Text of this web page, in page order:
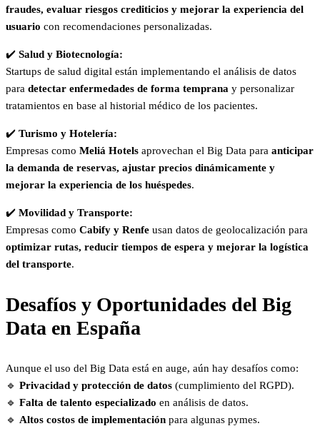
fraudes, evaluar riesgos crediticios y mejorar la experiencia del
usuario con recomendaciones personalizadas.
✔️ Salud y Biotecnología:
Startups de salud digital están implementando el análisis de datos
para detectar enfermedades de forma temprana y personalizar
tratamientos en base al historial médico de los pacientes.
✔️ Turismo y Hotelería:
Empresas como Meliá Hotels aprovechan el Big Data para anticipar
la demanda de reservas, ajustar precios dinámicamente y
mejorar la experiencia de los huéspedes.
✔️ Movilidad y Transporte:
Empresas como Cabify y Renfe usan datos de geolocalización para
optimizar rutas, reducir tiempos de espera y mejorar la logística
del transporte.
Desafíos y Oportunidades del Big
Data en España
Aunque el uso del Big Data está en auge, aún hay desafíos como:
🔹 Privacidad y protección de datos (cumplimiento del RGPD).
🔹 Falta de talento especializado en análisis de datos.
🔹 Altos costos de implementación para algunas pymes.